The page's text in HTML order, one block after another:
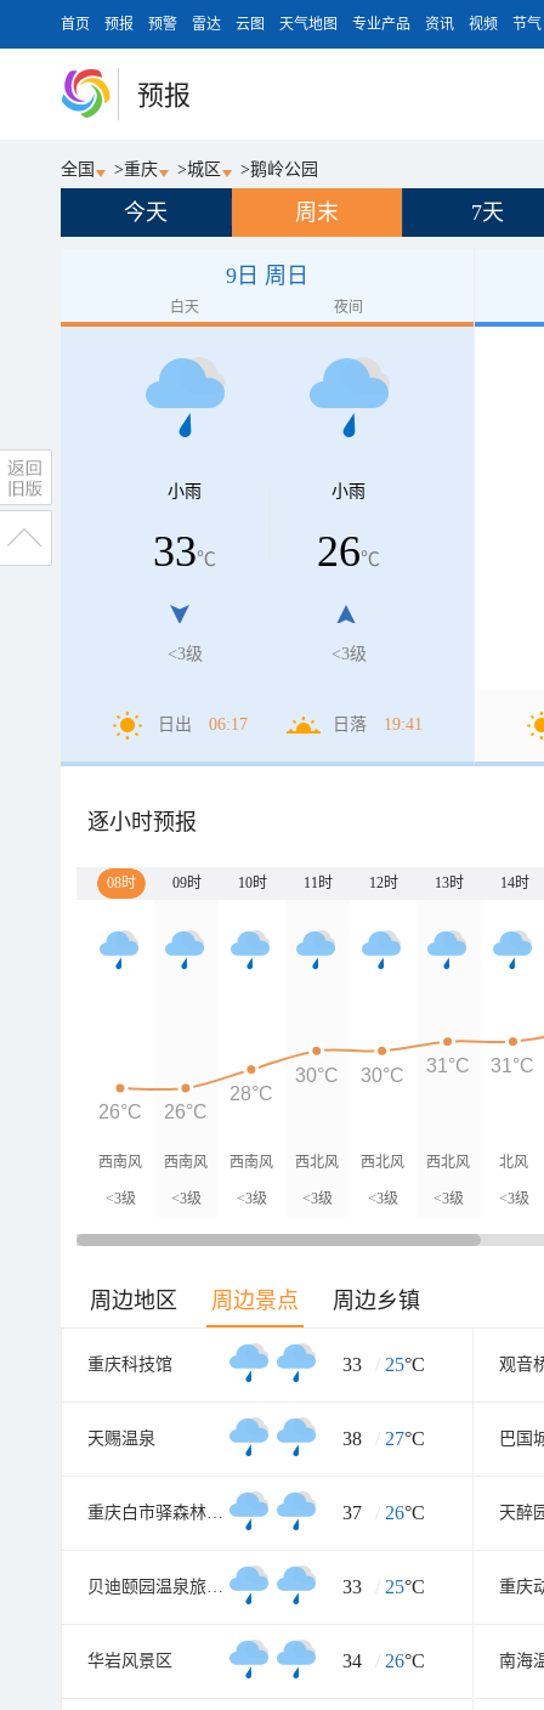
首页 预报 预警 雷达 云图 天气地图 专业产品 资讯 视频 节气
预报
全国 >重庆 >城区 >鹅岭公园
今天 周末 7天
9日 周日
白天 夜间
小雨
33℃
<3级
小雨
26℃
<3级
日出 06:17 日落 19:41
逐小时预报
08时 09时 10时 11时 12时 13时 14时
西南风
<3级
西南风
<3级
西南风
<3级
西北风
<3级
西北风
<3级
西北风
<3级
北风
<3级
26°C 26°C
28°C
30°C 30°C 31°C 31°C
周边地区 周边景点 周边乡镇
重庆科技馆 33 / 25°C 观音
天赐温泉 38 / 27°C 巴国
重庆白市驿森林公园 37 / 26°C 天醉
贝迪颐园温泉旅游度假区 33 / 25°C 重庆
华岩风景区 34 / 26°C 南海